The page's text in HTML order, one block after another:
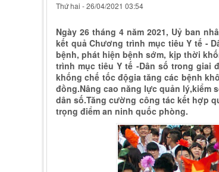
Thứ hai - 26/04/2021 03:54
Ngày 26 tháng 4 năm 2021, Uỷ ban
kết quả Chương trình mục tiêu Y tế -
bệnh, phát hiện bệnh sớm, kịp thời
trình mục tiêu Y tế -Dân số trong giai
khống chế tốc độgia tăng các bệnh
đồng.Nâng cao năng lực quản
dân số.Tăng cường công tác kết hợp
trọng điểm an ninh quốc phòng.